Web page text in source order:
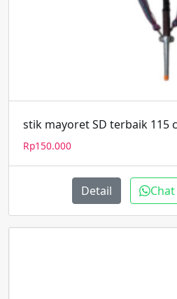
stik mayoret SD terbaik 115
Rp150.000
Detail